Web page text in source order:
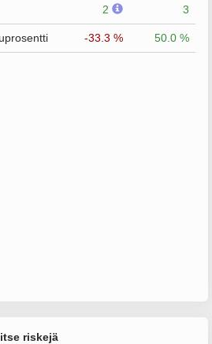
2 3
-33.3 %
50.0 %
riskejä